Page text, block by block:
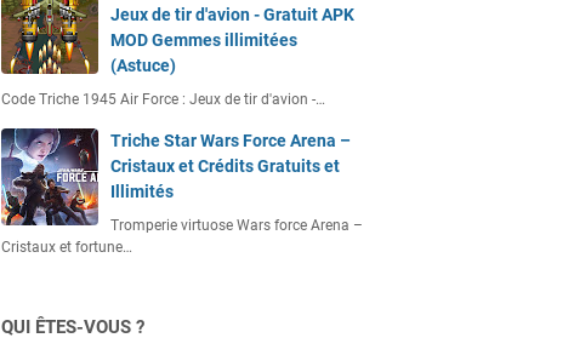
Jeux de tir d'avion - Gratuit APK
MOD Gemmes illimitées
(Astuce)
Code Triche 1945 Air Force : Jeux de tir d'avion -…
Triche Star Wars Force Arena –
Cristaux et Crédits Gratuits et
Illimités
Tromperie virtuose Wars force Arena –
Cristaux et fortune…
QUI ÊTES-VOUS ?